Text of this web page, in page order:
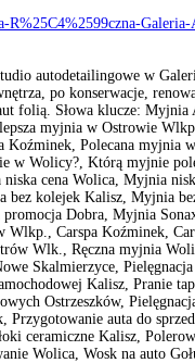
autodetailingowe w
po konserwacje,
folią. Słowa klucze:
myjnia w Ostrowie
Polecana myjnia
w Wolicy?, Którą myjnie
cena Wolica, Myjnia
kolejek Kalisz, Myjnia
Dobra, Myjnia
Carspa Koźminek,
Wlk., Ręczna myjnia
Skalmierzyce,
Kalisz, Pranie
Ostrzeszków,
auta do
ceramiczne Kalisz,
Wolica, Wosk na auto